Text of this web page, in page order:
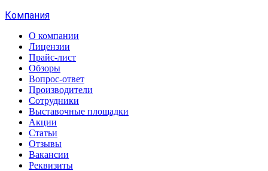
Компания
О компании
Лицензии
Прайс-лист
Обзоры
Вопрос-ответ
Производители
Сотрудники
Выставочные площадки
Акции
Статьи
Отзывы
Вакансии
Реквизиты